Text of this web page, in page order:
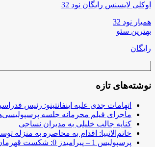
اوکلی لایسنس رایگان نود 32
همیار نود 32
بهترین سئو
رایگان
نوشته‌های تازه
اتهامات جدی علیه اینفانتینو: رئیس
ماجرای فیلم محرمانه جلسه
کنایه جالب خلیلی به مدیران نساجی
خاتم‌الانبیا: اقدام به محاصره به منزله
پرسپولیس 1 – پیرامیدز 0: شکست قهرمان آفریقا!